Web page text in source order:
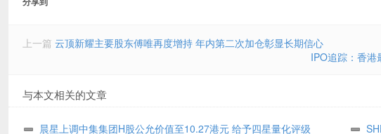
上一篇 云顶新耀主要股东傅唯再度增持 年内第二次加仓彰显长期信心
IPO追踪：香
与本文相关的文章
晨星上调中集集团H股公允价值至10.27港元 给予四星量化评级